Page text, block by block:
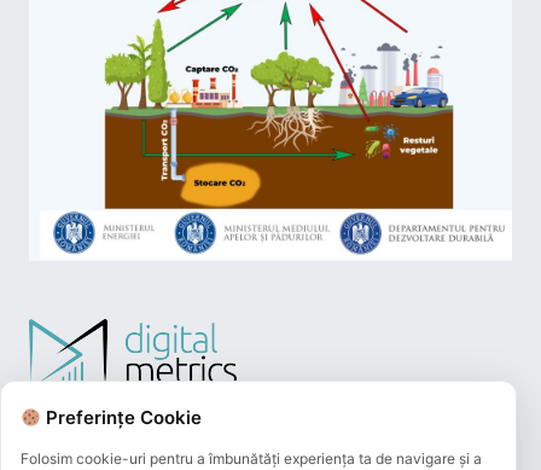
Preferințe Cookie
Folosim cookie-uri pentru a îmbunătăți experiența ta de navigare și a